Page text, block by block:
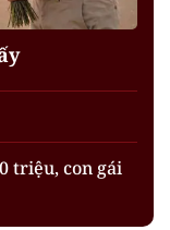
triệu, con gái